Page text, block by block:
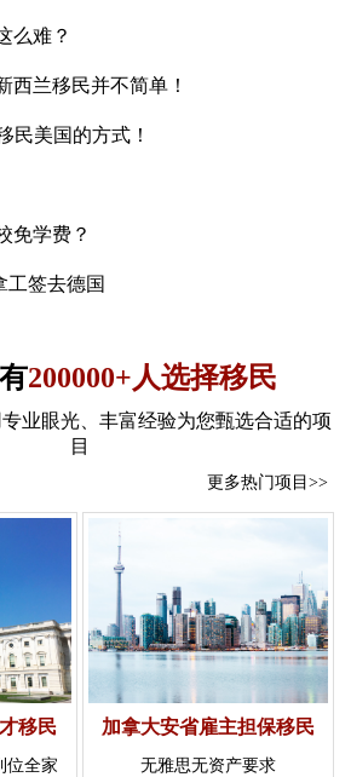
么难？
西兰移民并不简单！
民美国的方式！
免学费？
工签去德国
200000+人选择移民
业眼光、丰富经验为您甄选合适的项
目
更多热门项目>>
移民
位全家
加拿大安省雇主担保移民
无雅思无资产要求